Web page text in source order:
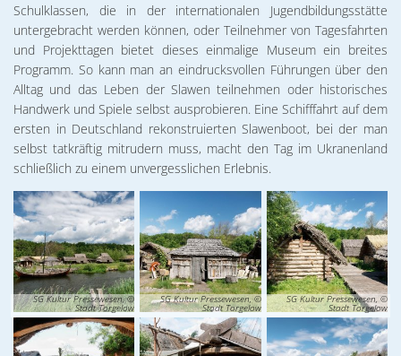
Schulklassen, die in der internationalen Jugendbildungsstätte
untergebracht werden können, oder Teilnehmer von Tagesfahrten
und Projekttagen bietet dieses einmalige Museum ein breites
Programm. So kann man an eindrucksvollen Führungen über den
Alltag und das Leben der Slawen teilnehmen oder historisches
Handwerk und Spiele selbst ausprobieren. Eine Schifffahrt auf dem
ersten in Deutschland rekonstruierten Slawenboot, bei der man
selbst tatkräftig mitrudern muss, macht den Tag im Ukranenland
schließlich zu einem unvergesslichen Erlebnis.
SG Kultur Pressewesen, ©
Stadt Torgelow
SG Kultur Pressewesen, ©
Stadt Torgelow
SG Kultur Pressewesen, ©
Stadt Torgelow